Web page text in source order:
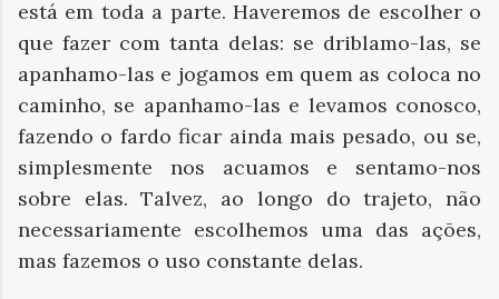
está em toda a parte. Haveremos de escolher o
que fazer com tanta delas: se driblamo-las, se
apanhamo-las e jogamos em quem as coloca no
caminho, se apanhamo-las e levamos conosco,
fazendo o fardo ficar ainda mais pesado, ou se,
simplesmente nos acuamos e sentamo-nos
sobre elas. Talvez, ao longo do trajeto, não
necessariamente escolhemos uma das ações,
mas fazemos o uso constante delas.